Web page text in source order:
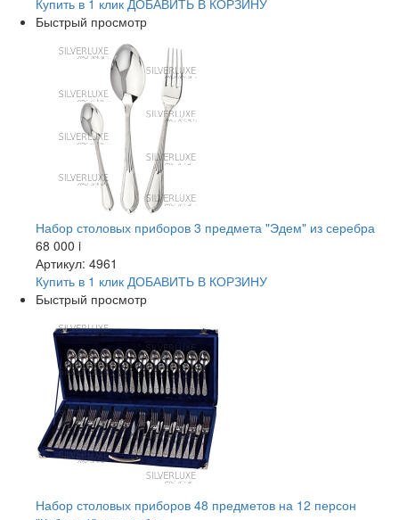
Купить в 1 клик ДОБАВИТЬ В КОРЗИНУ
Быстрый просмотр
Набор столовых приборов 3 предмета "Эдем" из серебра
68 000 i
Артикул: 4961
Купить в 1 клик ДОБАВИТЬ В КОРЗИНУ
Быстрый просмотр
Набор столовых приборов 48 предметов на 12 персон